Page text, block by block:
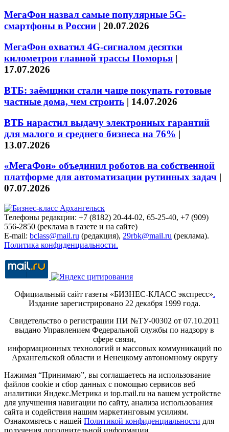
МегаФон назвал самые популярные 5G-
смартфоны в России | 20.07.2026
МегаФон охватил 4G-сигналом десятки
километров главной трассы Поморья |
17.07.2026
ВТБ: заёмщики стали чаще покупать готовые
частные дома, чем строить | 14.07.2026
ВТБ нарастил выдачу электронных гарантий
для малого и среднего бизнеса на 76% |
13.07.2026
«МегаФон» объединил роботов на собственной
платформе для автоматизации рутинных задач |
07.07.2026
Телефоны редакции: +7 (8182) 20-44-02, 65-25-40, +7 (909)
556-2850 (реклама в газете и на сайте)
E-mail: bclass@mail.ru (редакция), 29rbk@mail.ru (реклама).
Политика конфиденциальности.
Официальный сайт газеты «БИЗНЕС-КЛАСС экспресс».
Издание зарегистрировано 22 декабря 1999 года.
Свидетельство о регистрации ПИ №ТУ-00302 от 07.10.2011
выдано Управлением Федеральной службы по надзору в
сфере связи,
информационных технологий и массовых коммуникаций по
Архангельской области и Ненецкому автономному округу
Нажимая “Принимаю”, вы соглашаетесь на использование
файлов cookie и сбор данных с помощью сервисов веб
аналитики Яндекс.Метрика и top.mail.ru на вашем устройстве
для улучшения навигации по сайту, анализа использования
сайта и содействия нашим маркетинговым усилиям.
Ознакомьтесь с нашей Политикой конфиденциальности для
получения дополнительной информации.